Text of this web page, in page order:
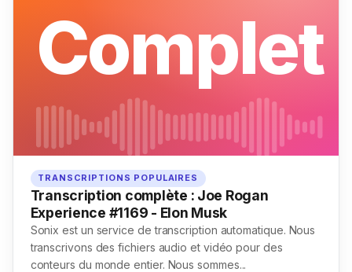
Complet
TRANSCRIPTIONS POPULAIRES
Transcription complète : Joe Rogan
Experience #1169 - Elon Musk
Sonix est un service de transcription automatique. Nous
transcrivons des fichiers audio et vidéo pour des
conteurs du monde entier. Nous sommes...